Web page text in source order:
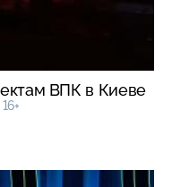
ВПК в Киеве
16+